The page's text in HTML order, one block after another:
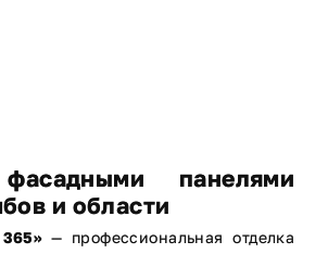
панелями
и области
— профессиональная отделка